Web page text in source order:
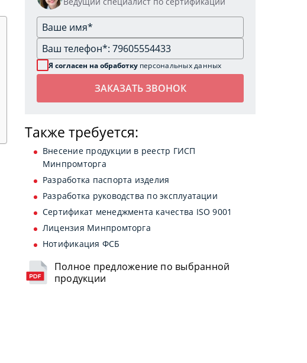
Я согласен на обработку персональных данных
Также требуется:
Внесение продукции в реестр ГИСП
Минпромторга
Разработка паспорта изделия
Разработка руководства по эксплуатации
Сертификат менеджмента качества ISO 9001
Лицензия Минпромторга
Нотификация ФСБ
Полное предложение по выбранной
продукции